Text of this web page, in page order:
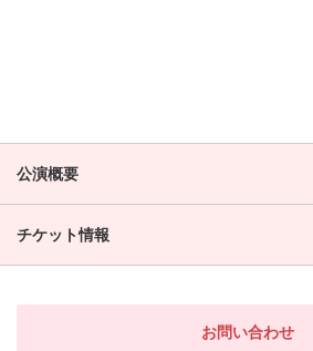
公演概要
チケット情報
お問い合わせ